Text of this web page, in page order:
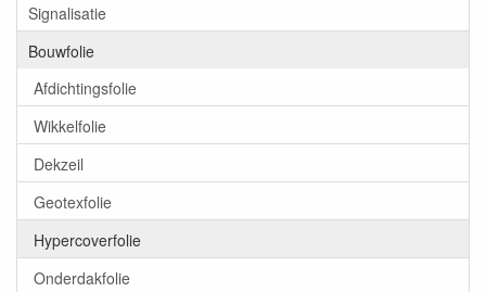
Signalisatie
Bouwfolie
Afdichtingsfolie
Wikkelfolie
Dekzeil
Geotexfolie
Hypercoverfolie
Onderdakfolie